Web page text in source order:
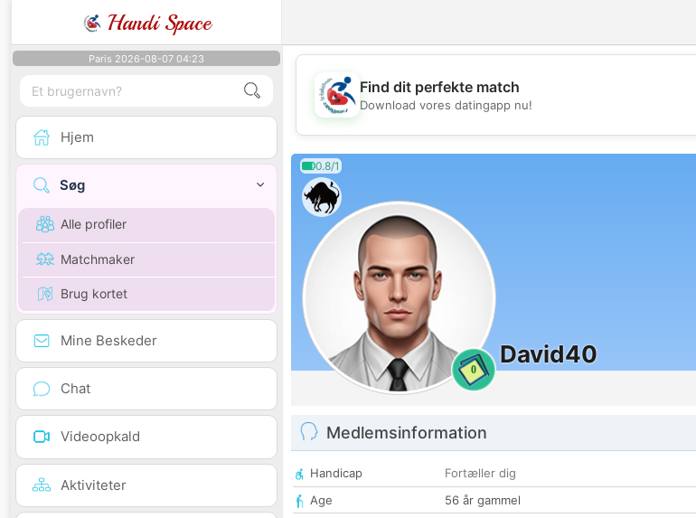
Handi Space
Paris 2026-08-07 04:23
Hjem
Søg
Alle profiler
Matchmaker
Brug kortet
Mine Beskeder
Chat
Videoopkald
Aktiviteter
💖
Find dit perfekte match
Download vores datingapp nu!
0.8/1
0
David40
Medlemsinformation
Handicap
Fortæller dig
Age
56 år gammel